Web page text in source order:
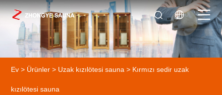
Ev > Ürünler > Uzak kızılötesi sauna > Kırmızı sedir uzak
kızılötesi sauna